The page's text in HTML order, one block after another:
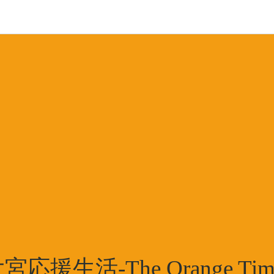
応援生活-The Orange